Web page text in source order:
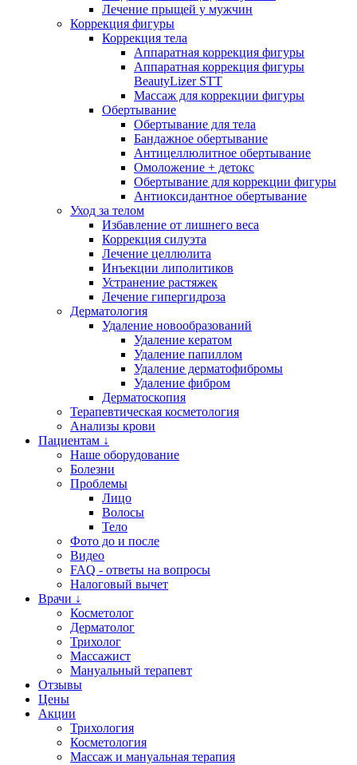
Лечение прыщей у мужчин
Коррекция фигуры
Коррекция тела
Аппаратная коррекция фигуры
Аппаратная коррекция фигуры
BeautyLizer STT
Массаж для коррекции фигуры
Обертывание
Обертывание для тела
Бандажное обертывание
Антицеллюлитное обертывание
Омоложение + детокс
Обертывание для коррекции фигуры
Антиоксидантное обертывание
Уход за телом
Избавление от лишнего веса
Коррекция силуэта
Лечение целлюлита
Инъекции липолитиков
Устранение растяжек
Лечение гипергидроза
Дерматология
Удаление новообразований
Удаление кератом
Удаление папиллом
Удаление дерматофибромы
Удаление фибром
Дерматоскопия
Терапевтическая косметология
Анализы крови
Пациентам ↓
Наше оборудование
Болезни
Проблемы
Лицо
Волосы
Тело
Фото до и после
Видео
FAQ - ответы на вопросы
Налоговый вычет
Врачи ↓
Косметолог
Дерматолог
Трихолог
Массажист
Мануальный терапевт
Отзывы
Цены
Акции
Трихология
Косметология
Массаж и мануальная терапия